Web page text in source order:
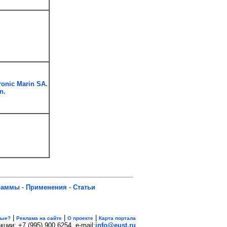
Marin SA.
- Применения - Статьи
Реклама на сайте О проекте Карта портала
+7 (995) 900 6254. e-mail:info@eust.ru